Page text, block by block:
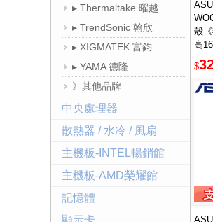
殼
高
$
▸ Thermaltake 曜越
▸ TrendSonic 翰欣
▸ XIGMATEK 富鈞
▸ YAMA 德隆
》其他品牌
中央處理器
散熱器 / 水冷 / 風扇
主機板-INTEL暢銷館
主機板-AMD榮耀館
記憶體